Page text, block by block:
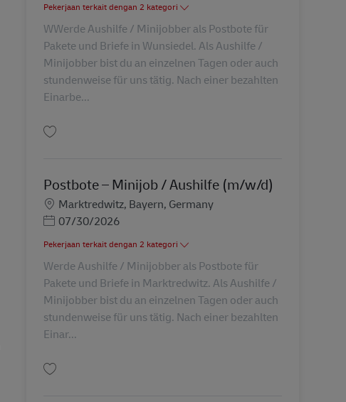
Pekerjaan terkait dengan 2 kategori
WWerde Aushilfe / Minijobber als Postbote für
Pakete und Briefe in Wunsiedel. Als Aushilfe /
Minijobber bist du an einzelnen Tagen oder auch
stundenweise für uns tätig. Nach einer bezahlten
Einarbe...
Postbote – Minijob / Aushilfe (m/w/d)
LokasiMarktredwitz, Bayern, Germany
Posted Date
07/30/2026
Pekerjaan terkait dengan 2 kategori
Werde Aushilfe / Minijobber als Postbote für
Pakete und Briefe in Marktredwitz. Als Aushilfe /
Minijobber bist du an einzelnen Tagen oder auch
stundenweise für uns tätig. Nach einer bezahlten
Einar...